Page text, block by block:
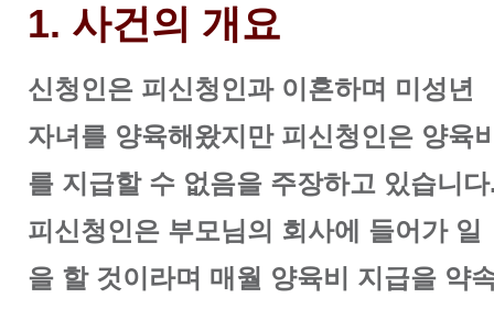
1. 사건의 개요
신청인은 피신청인과 이혼하며 미성년
자녀를 양육해왔지만 피신청인은 양육
를 지급할 수 없음을 주장하고 있습니
피신청인은 부모님의 회사에 들어가 일
을 할 것이라며 매월 양육비 지급을 약